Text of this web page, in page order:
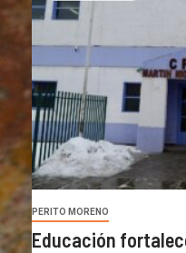
PERITO MORENO
Educación